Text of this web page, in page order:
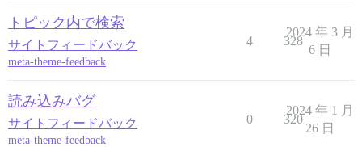
トピック内で検索
サイトフィードバック
meta-theme-feedback
4 328
2024 年 3 月
6 日
読み込みバグ
サイトフィードバック
meta-theme-feedback
0 320
2024 年 1 月
26 日